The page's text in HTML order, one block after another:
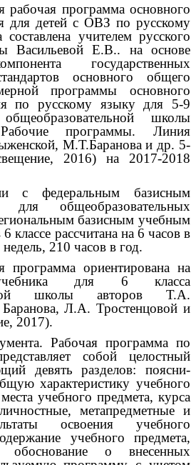
рабочая программа основного
для детей с ОВЗ по русскому
учителем русского
Васильевой Е.В.. на основе
государственных
основного общего
программы основного
по русскому языку для 5-9
школы
программы. Линия
М.Т.Баранова и др. 5-
2016) на 2017-2018
с федеральным базисным
общеобразовательных
базисным учебным
классе рассчитана на 6 часов в
210 часов в год.
программа ориентирована на
учебника для 6 класса
школы авторов Т.А.
Л.А. Тростенцовой и
2017).
Рабочая программа по
собой целостный
девять разделов: поясни-
характеристику учебного
учебного предмета, курса
метапредметные и
освоения учебного
учебного предмета,
обоснование о внесенных